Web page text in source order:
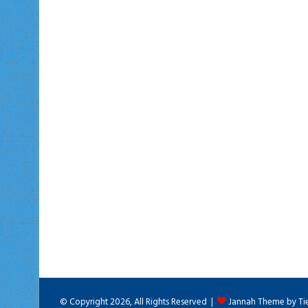
© Copyright 2026, All Rights Reserved | Jannah Theme by